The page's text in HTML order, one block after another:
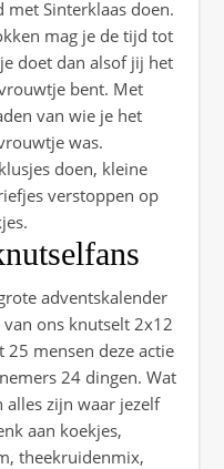
Sinterklaas doen.
mag je de tijd tot
doet dan alsof jij het
bent. Met
van wie je het
was.
doen, kleine
verstoppen op
adventskalender
ons knutselt 2x12
25 mensen deze actie
24 dingen. Wat
zijn waar jezelf
aan koekjes,
theekruidenmix,